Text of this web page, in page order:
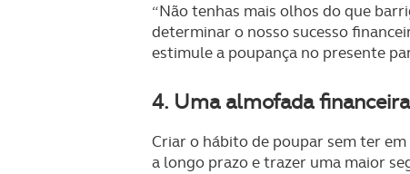
“Não tenhas mais olhos do que
determinar o nosso sucesso
estimule a poupança no presente
4. Uma almofada
Criar o hábito de poupar sem ter
a longo prazo e trazer uma maior